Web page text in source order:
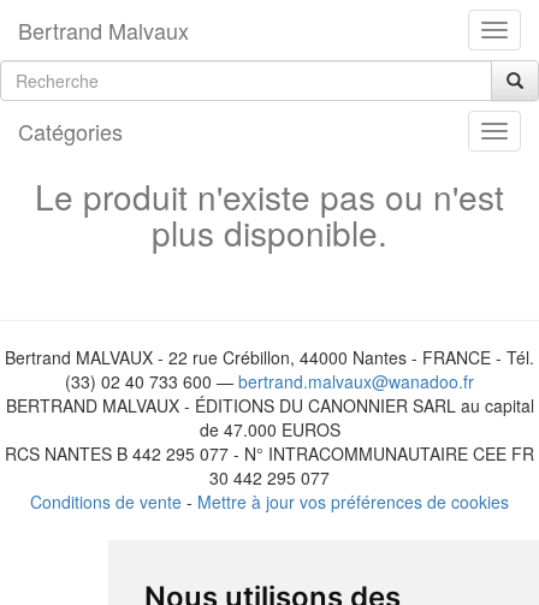
Nous utilisons des
Bertrand Malvaux
Catégories
Le produit n'existe pas ou n'est
plus disponible.
Bertrand MALVAUX - 22 rue Crébillon, 44000 Nantes - FRANCE - Tél.
(33) 02 40 733 600 — bertrand.malvaux@wanadoo.fr
BERTRAND MALVAUX - ÉDITIONS DU CANONNIER SARL au capital
de 47.000 EUROS
RCS NANTES B 442 295 077 - N° INTRACOMMUNAUTAIRE CEE FR
30 442 295 077
Conditions de vente - Mettre à jour vos préférences de cookies